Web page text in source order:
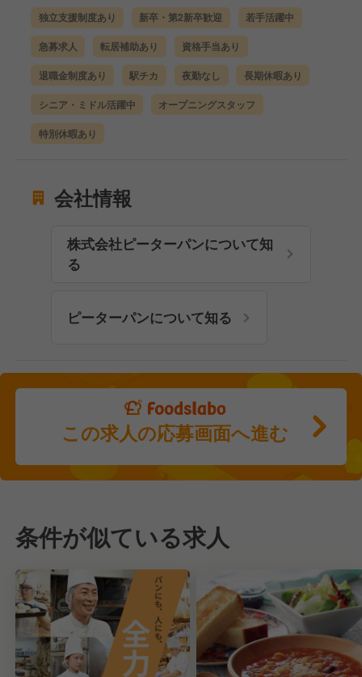
独立支援制度あり 新卒・第2新卒歓迎 若手活躍中
急募求人 転居補助あり 資格手当あり
退職金制度あり 駅チカ 夜勤なし 長期休暇あり
シニア・ミドル活躍中 オープニングスタッフ
特別休暇あり
会社情報
株式会社ピーターパンについて知
る
ピーターパンについて知る
この求人の応募画面へ進む
条件が似ている求人